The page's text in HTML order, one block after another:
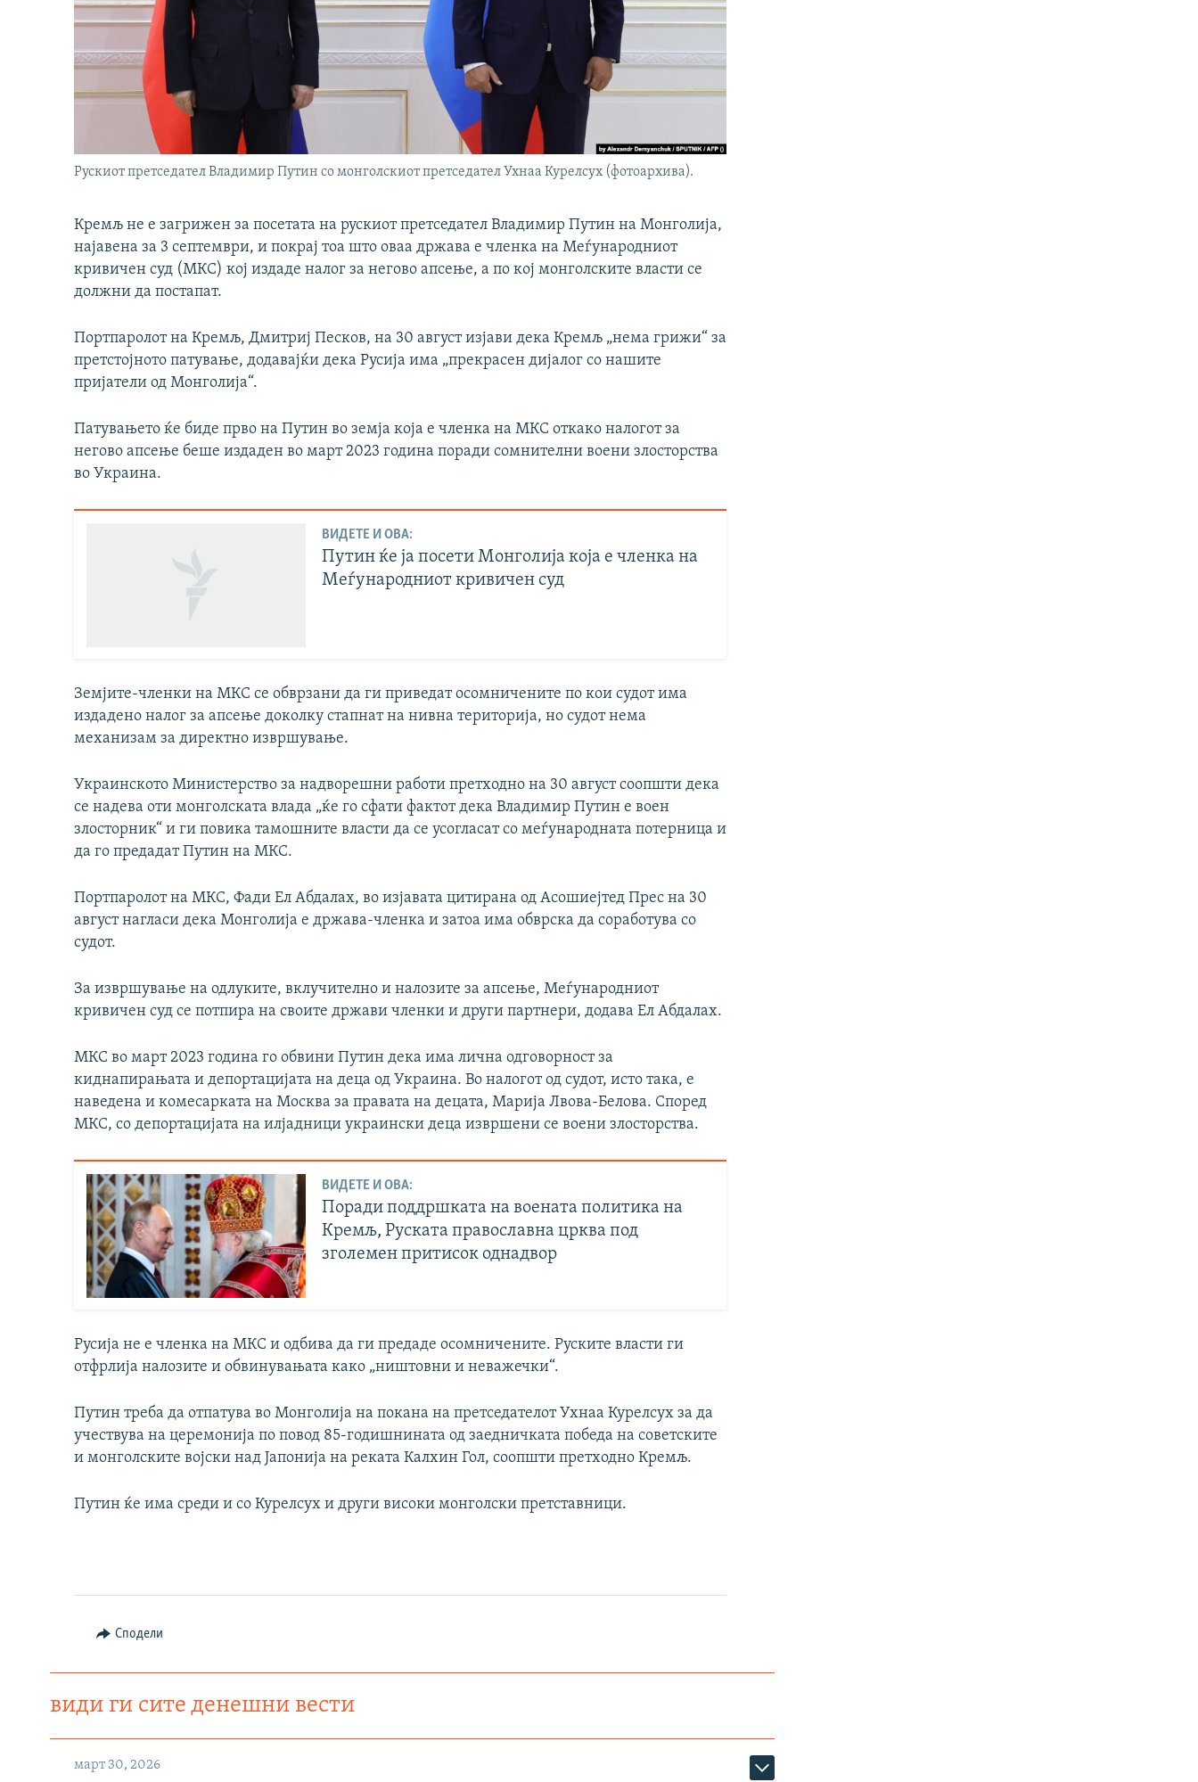
Рускиот претседател Владимир Путин со монголскиот претседател Ухнаа Курелсух (фотоархива).
Кремљ не е загрижен за посетата на рускиот претседател Владимир Путин на Монголија,
најавена за 3 септември, и покрај тоа што оваа држава е членка на Меѓународниот
кривичен суд (МКС) кој издаде налог за негово апсење, а по кој монголските власти се
должни да постапат.
Портпаролот на Кремљ, Дмитриј Песков, на 30 август изјави дека Кремљ „нема грижи“ за
претстојното патување, додавајќи дека Русија има „прекрасен дијалог со нашите
пријатели од Монголија“.
Патувањето ќе биде прво на Путин во земја која е членка на МКС откако налогот за
негово апсење беше издаден во март 2023 година поради сомнителни воени злосторства
во Украина.
ВИДЕТЕ И ОВА:
Путин ќе ја посети Монголија која е членка на
Меѓународниот кривичен суд
Земјите-членки на МКС се обврзани да ги приведат осомничените по кои судот има
издадено налог за апсење доколку стапнат на нивна територија, но судот нема
механизам за директно извршување.
Украинското Министерство за надворешни работи претходно на 30 август соопшти дека
се надева оти монголската влада „ќе го сфати фактот дека Владимир Путин е воен
злосторник“ и ги повика тамошните власти да се усогласат со меѓународната потерница и
да го предадат Путин на МКС.
Портпаролот на МКС, Фади Ел Абдалах, во изјавата цитирана од Асошиејтед Прес на 30
август нагласи дека Монголија е држава-членка и затоа има обврска да соработува со
судот.
За извршување на одлуките, вклучително и налозите за апсење, Меѓународниот
кривичен суд се потпира на своите држави членки и други партнери, додава Ел Абдалах.
МКС во март 2023 година го обвини Путин дека има лична одговорност за
киднапирањата и депортацијата на деца од Украина. Во налогот од судот, исто така, е
наведена и комесарката на Москва за правата на децата, Марија Лвова-Белова. Според
МКС, со депортацијата на илјадници украински деца извршени се воени злосторства.
ВИДЕТЕ И ОВА:
Поради поддршката на воената политика на
Кремљ, Руската православна црква под
зголемен притисок однадвор
Русија не е членка на МКС и одбива да ги предаде осомничените. Руските власти ги
отфрлија налозите и обвинувањата како „ништовни и неважечки“.
Путин треба да отпатува во Монголија на покана на претседателот Ухнаа Курелсух за да
учествува на церемонија по повод 85-годишнината од заедничката победа на советските
и монголските војски над Јапонија на реката Калхин Гол, соопшти претходно Кремљ.
Путин ќе има среди и со Курелсух и други високи монголски претставници.
Сподели
види ги сите денешни вести
март 30, 2026